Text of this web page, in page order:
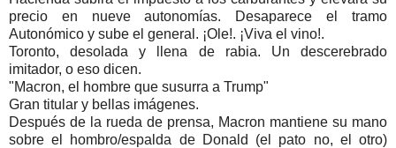
precio en nueve autonomías. Desaparece el tramo
Autonómico y sube el general. ¡Ole!. ¡Viva el vino!.
Toronto, desolada y llena de rabia. Un descerebrado
imitador, o eso dicen.
"Macron, el hombre que susurra a Trump"
Gran titular y bellas imágenes.
Después de la rueda de prensa, Macron mantiene su mano
sobre el hombro/espalda de Donald (el pato no, el otro)